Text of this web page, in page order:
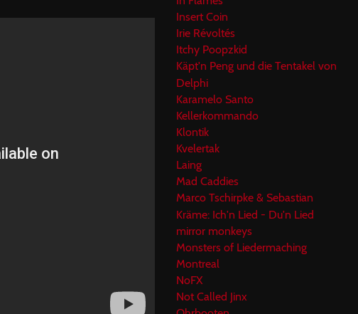
Insert Coin
Irie Révoltés
Itchy Poopzkid
Käpt'n Peng und die Tentakel von
Delphi
Karamelo Santo
Kellerkommando
Klontik
Kvelertak
Laing
Mad Caddies
Marco Tschirpke & Sebastian
Kräme: Ich'n Lied - Du'n Lied
mirror monkeys
Monsters of Liedermaching
Montreal
NoFX
Not Called Jinx